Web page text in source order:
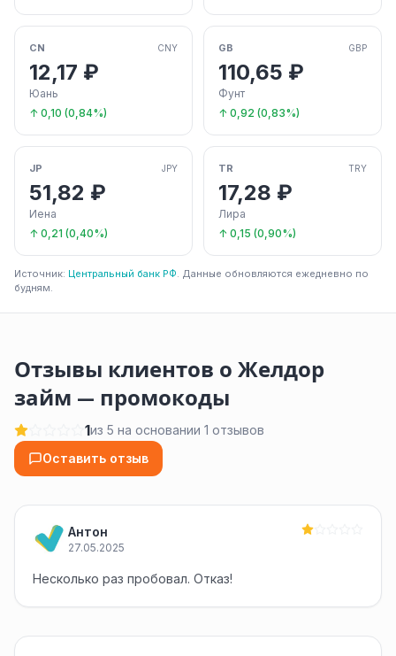
CN CNY
12,17 ₽
Юань
↑ 0,10 (0,84%)
GB GBP
110,65 ₽
Фунт
↑ 0,92 (0,83%)
JP JPY
51,82 ₽
Иена
↑ 0,21 (0,40%)
TR TRY
17,28 ₽
Лира
↑ 0,15 (0,90%)
Источник: Центральный банк РФ. Данные обновляются ежедневно по
будням.
Отзывы клиентов о Желдор
займ — промокоды
1из 5 на основании 1 отзывов
Оставить отзыв
Антон
27.05.2025
Несколько раз пробовал. Отказ!